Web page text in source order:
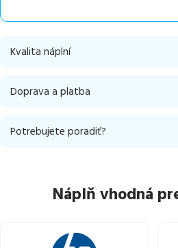
Kvalita náplní
Doprava a platba
Potrebujete poradiť?
Náplň vhodná